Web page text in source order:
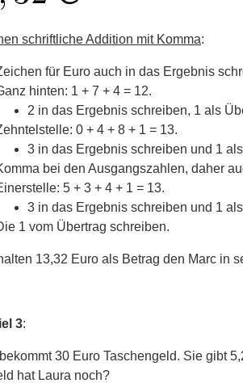
schriftliche Addition mit Komma:
für Euro auch in das Ergebnis
hinten: 1 + 7 + 4 = 12.
2 in das Ergebnis schreiben, 1 als
0 + 4 + 8 + 1 = 13.
3 in das Ergebnis schreiben und 1
bei den Ausgangszahlen, daher
5 + 3 + 4 + 1 = 13.
3 in das Ergebnis schreiben und 1
1 vom Übertrag schreiben.
13,32 Euro als Betrag den Marc in
3:
30 Euro Taschengeld. Sie gibt
hat Laura noch?